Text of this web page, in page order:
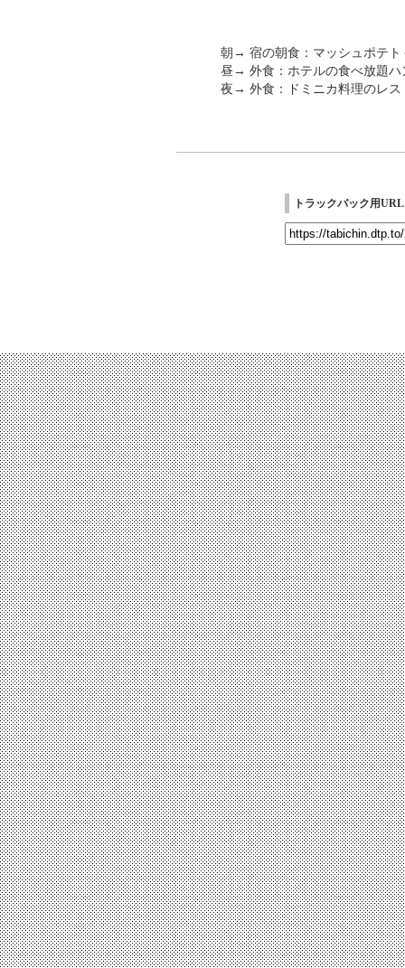
朝→ 宿の朝食：マッシュポテト
昼→ 外食：ホテルの食べ放題ハ
夜→ 外食：ドミニカ料理のレス
トラックバック用URL